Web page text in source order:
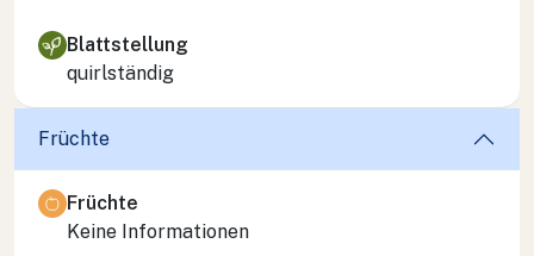
Blattstellung
quirlständig
Früchte
Früchte
Keine Informationen